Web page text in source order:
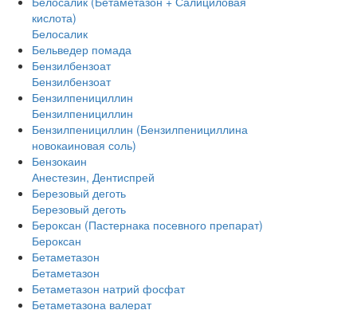
кислота)
Белосалик
Бельведер помада
Бензилбензоат
Бензилбензоат
Бензилпенициллин
Бензилпенициллин
Бензилпенициллин (Бензилпенициллина
новокаиновая соль)
Бензокаин
Анестезин, Дентиспрей
Березовый деготь
Березовый деготь
Бероксан (Пастернака посевного препарат)
Бероксан
Бетаметазон
Бетаметазон
Бетаметазон натрий фосфат
Бетаметазона валерат